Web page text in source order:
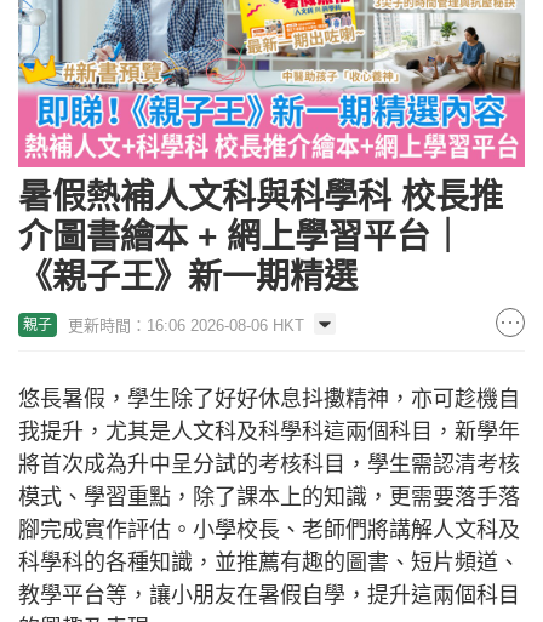
暑假熱補人文科與科學科 校長推
介圖書繪本 + 網上學習平台｜
《親子王》新一期精選
親子 更新時間：16:06 2026-08-06 HKT
悠長暑假，學生除了好好休息抖擻精神，亦可趁機自
我提升，尤其是人文科及科學科這兩個科目，新學年
將首次成為升中呈分試的考核科目，學生需認清考核
模式、學習重點，除了課本上的知識，更需要落手落
腳完成實作評估。小學校長、老師們將講解人文科及
科學科的各種知識，並推薦有趣的圖書、短片頻道、
教學平台等，讓小朋友在暑假自學，提升這兩個科目